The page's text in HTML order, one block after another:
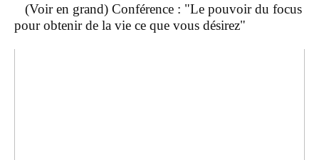
(Voir en grand) Conférence : "Le pouvoir du focus
pour obtenir de la vie ce que vous désirez"